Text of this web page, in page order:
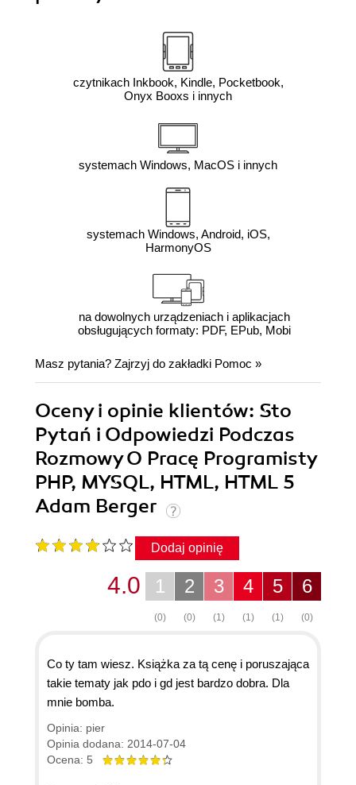
czytnikach Inkbook, Kindle, Pocketbook,
Onyx Booxs i innych
systemach Windows, MacOS i innych
systemach Windows, Android, iOS,
HarmonyOS
na dowolnych urządzeniach i aplikacjach
obsługujących formaty: PDF, EPub, Mobi
Masz pytania? Zajrzyj do zakładki Pomoc »
Oceny i opinie klientów: Sto
Pytań i Odpowiedzi Podczas
Rozmowy O Pracę Programisty
PHP, MYSQL, HTML, HTML 5
Adam Berger
Dodaj opinię
6
(0)
5
(1)
4
(1)
3
(1)
2
(0)
1
(0)
4.0
Co ty tam wiesz. Książka za tą cenę i poruszająca
takie tematy jak pdo i gd jest bardzo dobra. Dla
mnie bomba.
Opinia: pier
Opinia dodana: 2014-07-04
Ocena: 5